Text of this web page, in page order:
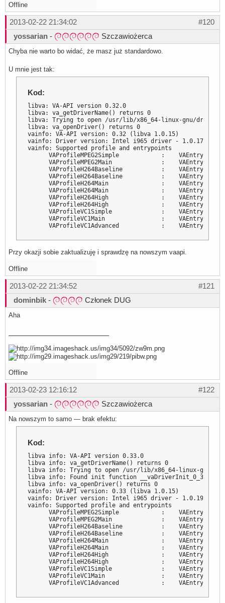
Offline
#120
2013-02-22 21:34:02
yossarian - Szczawiożerca
Chyba nie warto bo widać, że masz już standardowo.
U mnie jest tak:
Kod:
libva: VA-API version 0.32.0
libva: va_getDriverName() returns 0
libva: Trying to open /usr/lib/x86_64-linux-gnu/dri/
libva: va_openDriver() returns 0
vainfo: VA-API version: 0.32 (libva 1.0.15)
vainfo: Driver version: Intel i965 driver - 1.0.17
vainfo: Supported profile and entrypoints
VAProfileMPEG2Simple            :
VAProfileMPEG2Main              :
VAProfileH264Baseline           :
VAProfileH264Baseline           :
VAProfileH264Main               :
VAProfileH264Main               :
VAProfileH264High               :
VAProfileH264High               :
VAProfileVC1Simple              :
VAProfileVC1Main                :
VAProfileVC1Advanced            :
Przy okazji sobie zaktualizuję i sprawdzę na nowszym vaapi.
Offline
#121
2013-02-22 21:34:52
dominbik - Członek DUG
Aha
Offline
#122
2013-02-23 12:16:12
yossarian - Szczawiożerca
Na nowszym to samo — brak efektu:
Kod:
libva info: VA-API version 0.33.0
libva info: va_getDriverName() returns 0
libva info: Trying to open /usr/lib/x86_64-linux-gnu/dri/
libva info: Found init function __vaDriverInit_0_33
libva info: va_openDriver() returns 0
vainfo: VA-API version: 0.33 (libva 1.0.15)
vainfo: Driver version: Intel i965 driver - 1.0.19
vainfo: Supported profile and entrypoints
VAProfileMPEG2Simple            :
VAProfileMPEG2Main              :
VAProfileH264Baseline           :
VAProfileH264Baseline           :
VAProfileH264Main               :
VAProfileH264Main               :
VAProfileH264High               :
VAProfileH264High               :
VAProfileVC1Simple              :
VAProfileVC1Main                :
VAProfileVC1Advanced            :